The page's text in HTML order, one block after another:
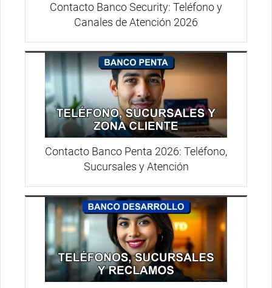
Contacto Banco Security: Teléfono y
Canales de Atención 2026
Contacto Banco Penta 2026: Teléfono,
Sucursales y Atención